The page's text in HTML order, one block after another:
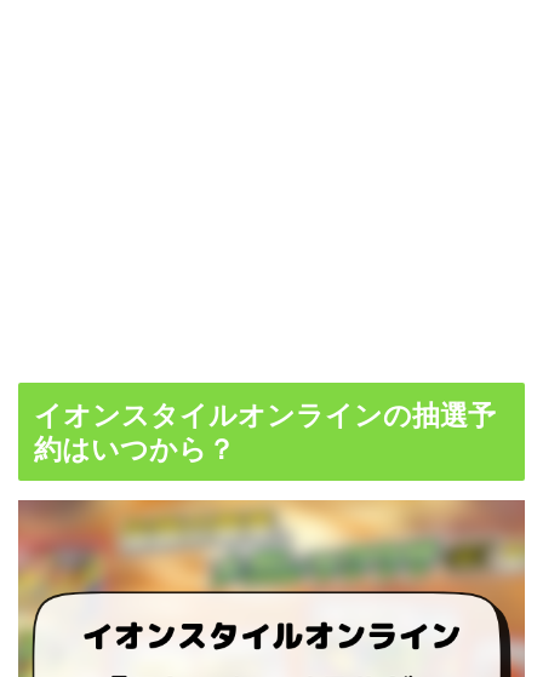
イオンスタイルオンラインの抽選予
約はいつから？